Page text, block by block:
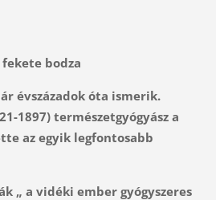
fekete bodza
évszázadok óta ismerik.
1897) természetgyógyász a
az egyik legfontosabb
„ a vidéki ember gyógyszeres